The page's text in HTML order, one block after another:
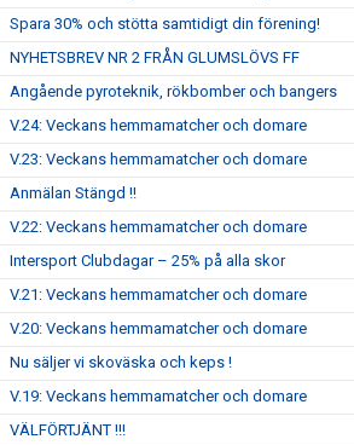
Spara 30% och stötta samtidigt din förening!
NYHETSBREV NR 2 FRÅN GLUMSLÖVS FF
Angående pyroteknik, rökbomber och bangers
V.24: Veckans hemmamatcher och domare
V.23: Veckans hemmamatcher och domare
Anmälan Stängd !!
V.22: Veckans hemmamatcher och domare
Intersport Clubdagar – 25% på alla skor
V.21: Veckans hemmamatcher och domare
V.20: Veckans hemmamatcher och domare
Nu säljer vi skoväska och keps !
V.19: Veckans hemmamatcher och domare
VÄLFÖRTJÄNT !!!